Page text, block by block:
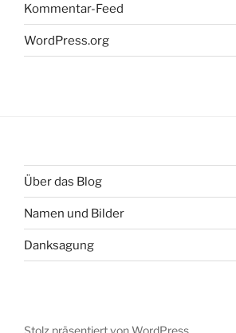
Kommentar-Feed
WordPress.org
Über das Blog
Namen und Bilder
Danksagung